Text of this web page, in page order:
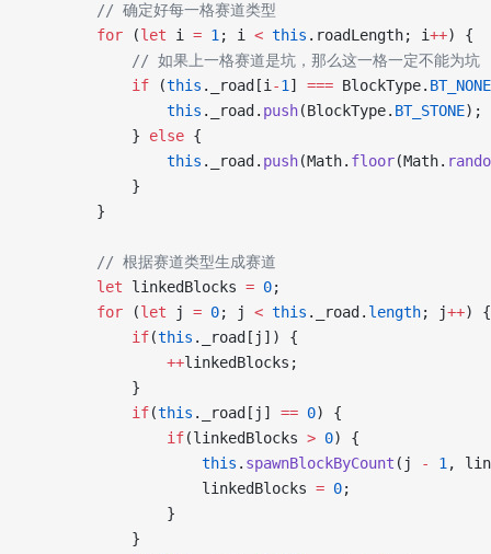
        // 确定好每一格赛道类型
        for
(let i = 1 ; i < this .roadLength; i++) {
            // 如果上一格赛道是坑，那么这一格一定不能为坑
            if
(this ._road[i -1 ] === BlockType. BT_NONE
                this
._road. push(BlockType. BT_STONE);
            }
else {
                this
._road. push(Math. floor(Math.
            }
        }
        // 根据赛道类型生成赛道
        let
linkedBlocks = 0;
        for
(let j = 0; j < this ._road. length; j++) {
            if
(this ._road[j]) {
                ++
linkedBlocks;
            }
            if
(this ._road[j] == 0) {
                if
(linkedBlocks > 0) {
                    this
. spawnBlockByCount (j - 1 ,
                    linkedBlocks
= 0;
                }
            }